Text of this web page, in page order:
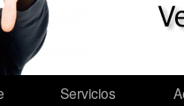
Servicios